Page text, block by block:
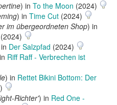
) in To the Moon (2024)
) in Time Cut (2024)
im übergeordneten Shop) in
(2024)
Der Salzpfad (2024)
Riff Raff - Verbrechen ist
) in Rettet Bikini Bottom: Der
Richter') in Red One -